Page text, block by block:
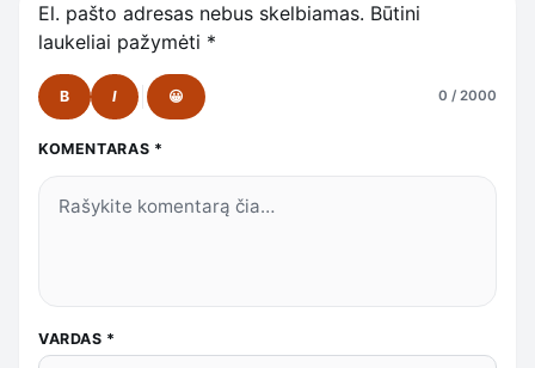
El. pašto adresas nebus skelbiamas. Būtini
laukeliai pažymėti *
B I 😀 0 / 2000
KOMENTARAS *
VARDAS *